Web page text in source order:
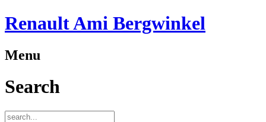
Renault Ami Bergwinkel
Menu
Search